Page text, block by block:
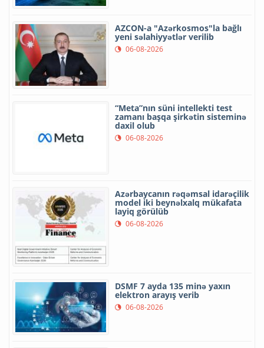
AZCON-a "Azərkosmos"la bağlı
yeni səlahiyyətlər verilib
06-08-2026
“Meta”nın süni intellekti test
zamanı başqa şirkətin sisteminə
daxil olub
06-08-2026
Azərbaycanın rəqəmsal idarəçilik
model iki beynəlxalq mükafata
layiq görülüb
06-08-2026
DSMF 7 ayda 135 minə yaxın
elektron arayış verib
06-08-2026